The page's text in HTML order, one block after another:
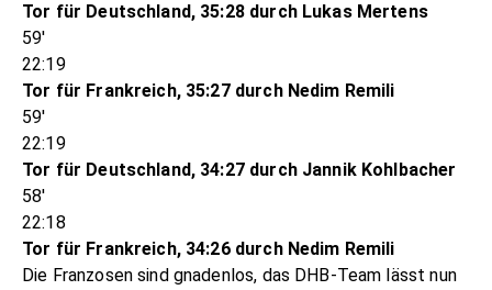
Tor für Deutschland, 35:28 durch Lukas Mertens
59'
22:19
Tor für Frankreich, 35:27 durch Nedim Remili
59'
22:19
Tor für Deutschland, 34:27 durch Jannik Kohlbacher
58'
22:18
Tor für Frankreich, 34:26 durch Nedim Remili
Die Franzosen sind gnadenlos, das DHB-Team lässt nun